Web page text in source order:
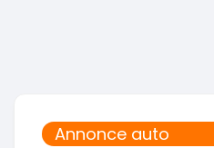
Annonce auto